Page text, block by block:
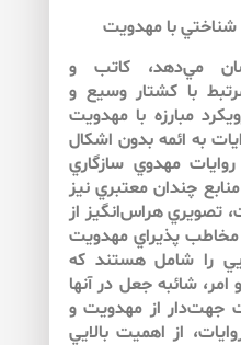
مي‌دهد، كاتب و
با كشتار وسيع و
مبارزه با مهدويت
به ائمه بدون اشكال
مهدوي سازگاري
منابع چندان معتبري نيز
تصويري هراس‌انگيز از
پذيراي مهدويت
را شامل هستند كه
شائبه جعل در آن­ها
جهت‌دار از مهدويت و
از اهميت بالايي